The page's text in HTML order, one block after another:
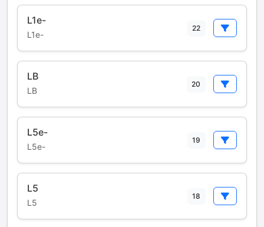
L1e-
L1e-
22
LB
LB
20
L5e-
L5e-
19
L5
L5
18